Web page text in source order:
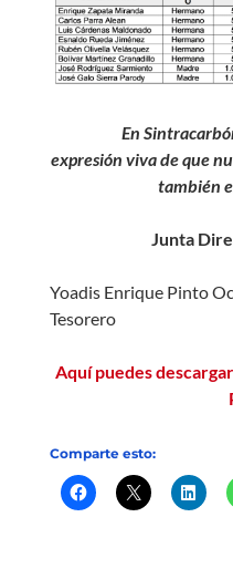
En
expresión viva de que
también
Junta
Yoadis Enrique Pinto
Tesorero
Aquí puedes
Comparte esto: